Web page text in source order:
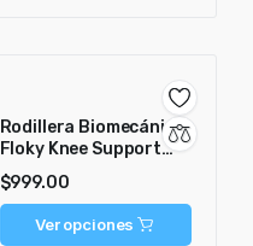
Rodillera Biomecánica
Floky Knee Support
Blanca
$999.00
Ver opciones